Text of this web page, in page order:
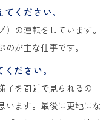
ください。
の運転をしています。
が主な仕事です。
ださい。
子を間近で見られるの
います。最後に更地にな